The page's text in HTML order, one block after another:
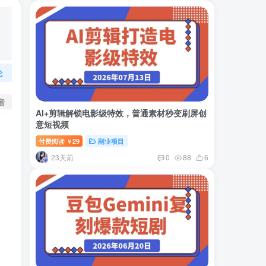
AI+剪辑解锁电影级特效，普通素材秒变刷屏创
意短视频
付费阅读 ￥29 副业项目
23天前 0 88 6